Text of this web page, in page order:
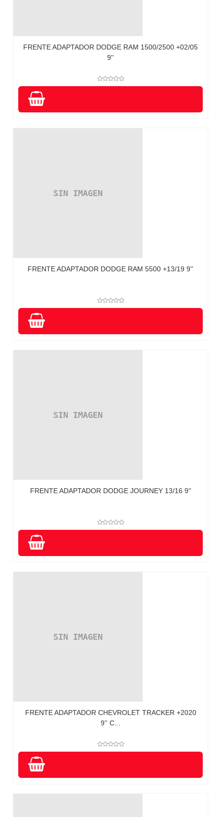
FRENTE ADAPTADOR DODGE RAM 1500/2500 +02/05
9''
FRENTE ADAPTADOR DODGE RAM 5500 +13/19 9''
FRENTE ADAPTADOR DODGE JOURNEY 13/16 9''
FRENTE ADAPTADOR CHEVROLET TRACKER +2020
9'' C...